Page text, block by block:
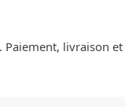
livraison